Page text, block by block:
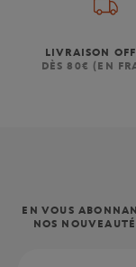
LIVRAISON
DÈS 80€ (EN
EN VOUS
NOS